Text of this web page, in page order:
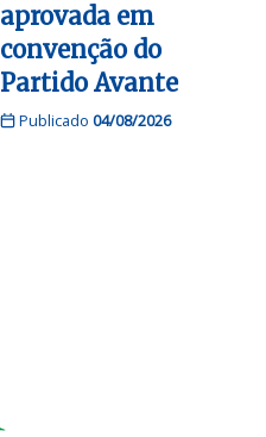
aprovada em
convenção do
Partido Avante
Publicado 04/08/2026